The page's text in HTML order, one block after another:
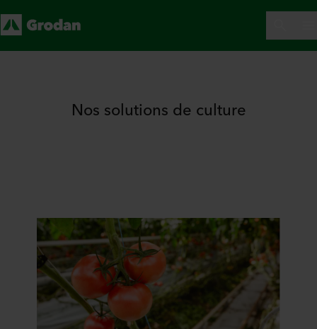
Nos solutions de culture